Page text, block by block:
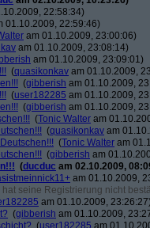
22:58:34)
01.10.2009, 22:59:46)
am 01.10.2009, 23:00:06)
am 01.10.2009, 23:08:14)
am 01.10.2009, 23:09:01)
(quasikonkav am 01.10.2009,
(gibberish am 01.10.2009,
(user182285 am 01.10.2009,
(gibberish am 01.10.2009,
(Tonic Walter am
(quasikonkav am
(Tonic Walter am
(gibberish am
(ducduc am 02.10.2009,
am 01.10.2009,
seine Registrierung nicht
am 01.10.2009,
(gibberish am 01.10.2009,
(user182285 am